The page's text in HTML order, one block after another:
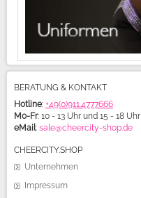
BERATUNG & KONTAKT
Hotline: +49(0)911.4777666
Mo-Fr: 10 - 13 Uhr und 15 - 18 Uhr
eMail: sale@cheercity-shop.de
CHEERCITY.SHOP
Unternehmen
Impressum